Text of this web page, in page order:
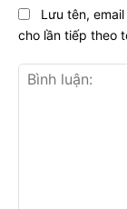
Lưu tên,
cho lần tiếp theo